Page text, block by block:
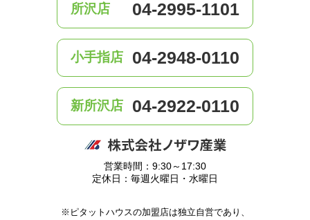
所沢店 04-2995-1101
小手指店 04-2948-0110
新所沢店 04-2922-0110
営業時間：9:30～17:30
定休日：毎週火曜日・水曜日
※ピタットハウスの加盟店は独立自営であり、